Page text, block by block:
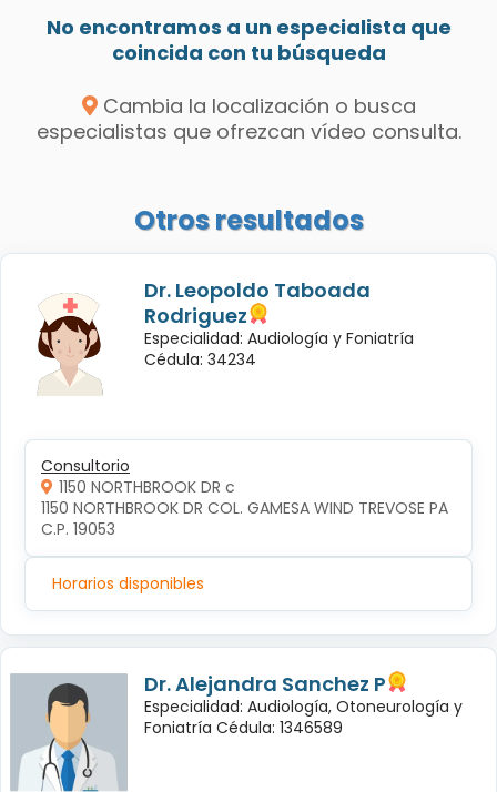
No encontramos a un especialista que
coincida con tu búsqueda
Cambia la localización o busca
especialistas que ofrezcan vídeo consulta.
Otros resultados
Dr. Leopoldo Taboada
Rodriguez
Especialidad: Audiología y Foniatría
Cédula: 34234
Consultorio
1150 NORTHBROOK DR c
1150 NORTHBROOK DR COL. GAMESA WIND TREVOSE PA
C.P. 19053
Horarios disponibles
Dr. Alejandra Sanchez P
Especialidad: Audiología, Otoneurología y
Foniatría Cédula: 1346589